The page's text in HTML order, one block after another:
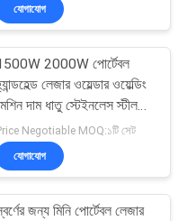
মেশিন
221
যোগাযোগ
2000W পোর্টেবল
লেজার ওয়েল্ডার ওয়েল্ডিং
দাম ধাতু স্টেইনলেস স্টীল
জন্য
Negotiable MOQ:১টি সেট
যোগাযোগ
জন্য মিনি পোর্টেবল লেজার